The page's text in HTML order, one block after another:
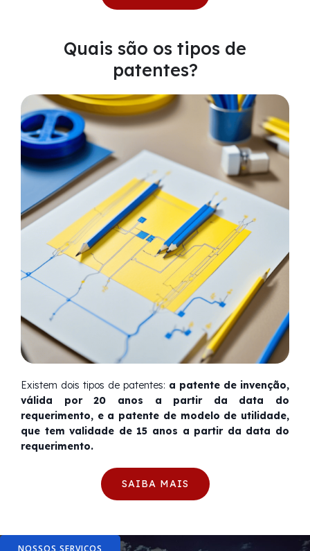
Quais são os tipos de
patentes?
Existem dois tipos de patentes: a patente de invenção,
válida por 20 anos a partir da data do
requerimento, e a patente de modelo de utilidade,
que tem validade de 15 anos a partir da data do
requerimento.
SAIBA MAIS
NOSSOS SERVIÇOS